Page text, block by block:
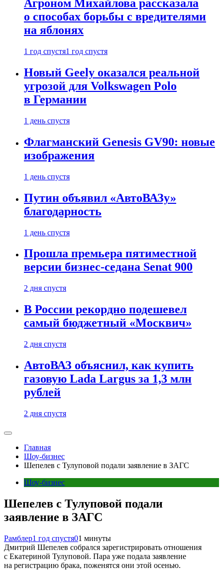
Агроном Михайлова рассказала
о способах борьбы с вредителями
на яблонях
1 год спустя1 год спустя
Новый Geely оказался реальной
угрозой для Volkswagen Polo
в Германии
1 день спустя
Флагманский Genesis GV90: новые
изображения
1 день спустя
Путин объявил «АвтоВАЗу»
благодарность
1 день спустя
Прошла премьера пятиместной
версии бизнес-седана Senat 900
2 дня спустя
В России рекордно подешевел
самый бюджетный «Москвич»
2 дня спустя
АвтоВАЗ объяснил, как купить
газовую Lada Largus за 1,3 млн
рублей
2 дня спустя
Главная
Шоу-бизнес
Шепелев с Тулуповой подали заявление в ЗАГС
Шоу-бизнес
Шепелев с Тулуповой подали
заявление в ЗАГС
Рамблер1 год спустя01 минуты
Дмитрий Шепелев собрался зарегистрировать отношения
с Екатериной Тулуповой. Пара уже подала заявление
на регистрацию брака, поженятся они этой осенью.